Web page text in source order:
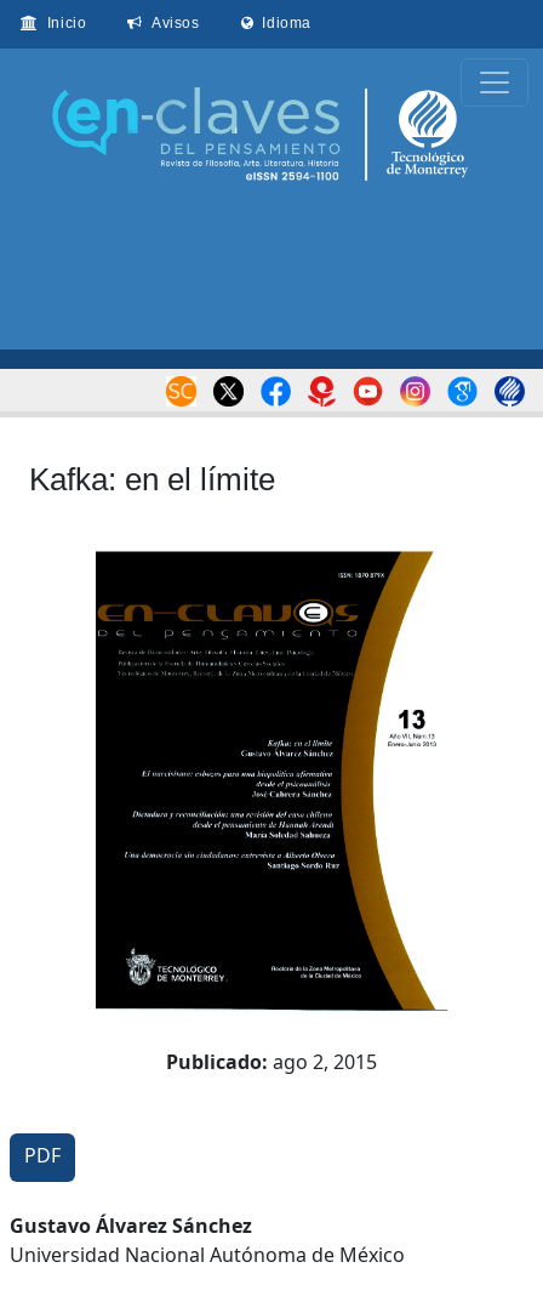
Inicio Avisos Idioma
Kafka: en el límite
Publicado: ago 2, 2015
PDF
Contenido
principal
Gustavo Álvarez Sánchez
Universidad Nacional Autónoma de México